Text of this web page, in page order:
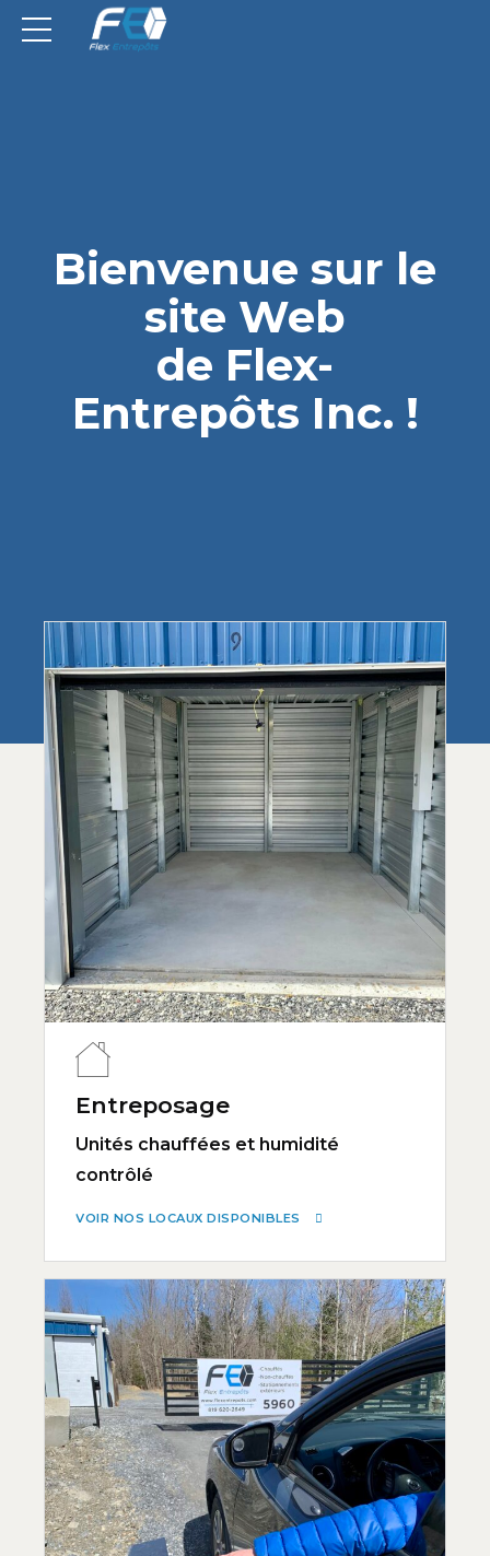
Bienvenue sur le
site Web
de Flex-
Entrepôts Inc. !
Entreposage
Unités chauffées et humidité
contrôlé
VOIR NOS LOCAUX DISPONIBLES